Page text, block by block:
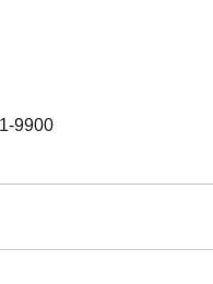
9900